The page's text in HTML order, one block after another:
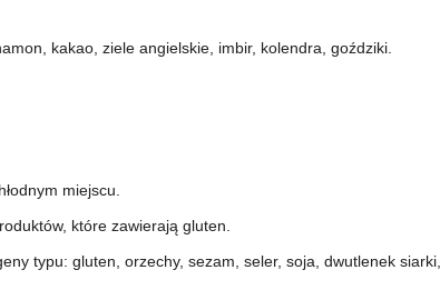
kakao, ziele angielskie, imbir, kolendra, goździki.
miejscu.
które zawierają gluten.
typu: gluten, orzechy, sezam, seler, soja, dwutlenek siarki,